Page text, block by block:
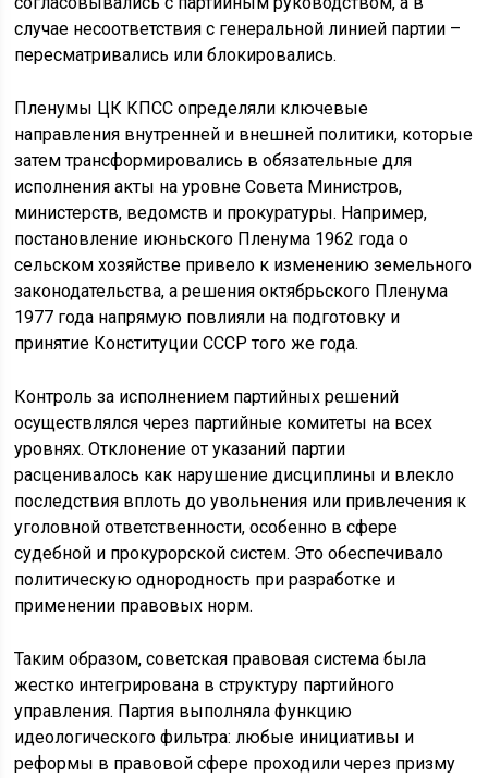
случае несоответствия с генеральной линией партии –
пересматривались или блокировались.
Пленумы ЦК КПСС определяли ключевые
направления внутренней и внешней политики, которые
затем трансформировались в обязательные для
исполнения акты на уровне Совета Министров,
министерств, ведомств и прокуратуры. Например,
постановление июньского Пленума 1962 года о
сельском хозяйстве привело к изменению земельного
законодательства, а решения октябрьского Пленума
1977 года напрямую повлияли на подготовку и
принятие Конституции СССР того же года.
Контроль за исполнением партийных решений
осуществлялся через партийные комитеты на всех
уровнях. Отклонение от указаний партии
расценивалось как нарушение дисциплины и влекло
последствия вплоть до увольнения или привлечения к
уголовной ответственности, особенно в сфере
судебной и прокурорской систем. Это обеспечивало
политическую однородность при разработке и
применении правовых норм.
Таким образом, советская правовая система была
жестко интегрирована в структуру партийного
управления. Партия выполняла функцию
идеологического фильтра: любые инициативы и
реформы в правовой сфере проходили через призму